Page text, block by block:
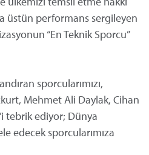
üstün performans sergileyen
“En Teknik Sporcu”
sporcularımızı,
Mehmet Ali Daylak, Cihan
tebrik ediyor; Dünya
edecek sporcularımıza